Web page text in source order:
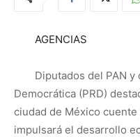
AGENCIAS
Diputados del PAN
Democrática (PRD)
ciudad de México
impulsará el desarrollo